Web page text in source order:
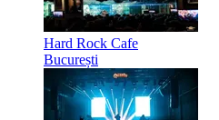
Hard Rock Cafe
București